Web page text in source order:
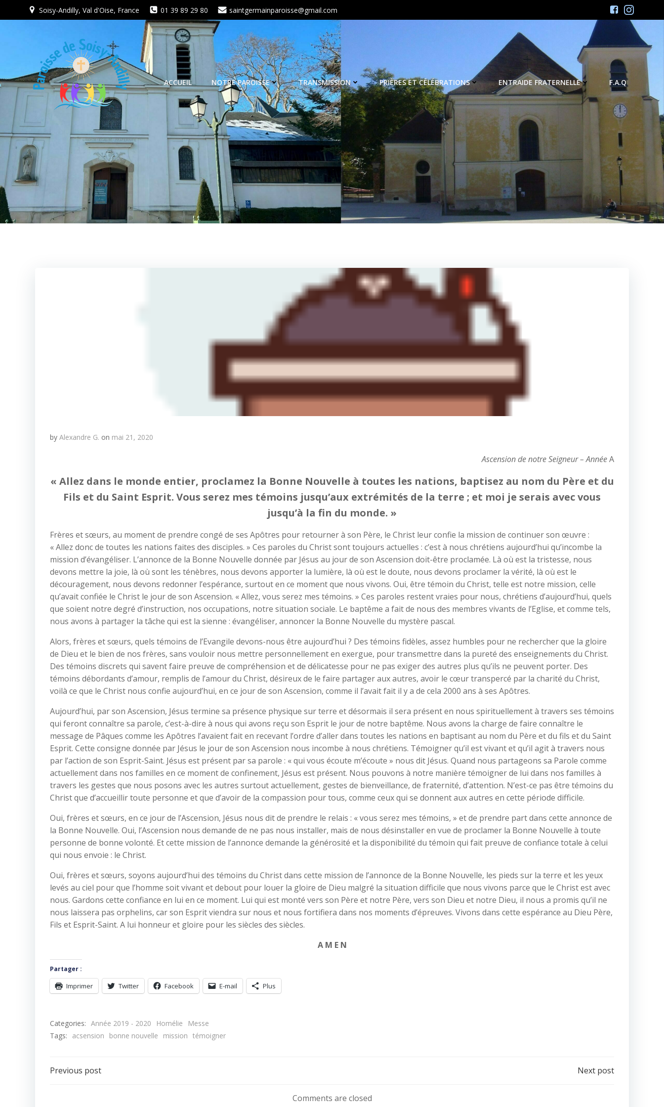
au
Soisy-Andilly, Val d'Oise, France 01 39 89 29 80 saintgermainparoisse@gmail.com
ACCUEIL NOTRE PAROISSE TRANSMISSION PRIÈRES ET CÉLÉBRATIONS ENTRAIDE FRATERNELLE F.A.Q
by Alexandre G. on mai 21, 2020
Ascension de notre Seigneur– AnnéeA
« Allez dans le monde entier, proclamez la Bonne Nouvelle à toutes les nations, baptisez au nom du Père et du
Fils et du Saint Esprit. Vous serez mes témoins jusqu’aux extrémités de la terre ; et moi je serais avec vous
jusqu’à la fin du monde. »
Frères et sœurs, au moment de prendre congé de ses Apôtres pour retourner à son Père, le Christ leur confie la mission de continuer son œuvre :
« Allez donc de toutes les nations faites des disciples. » Ces paroles du Christ sont toujours actuelles : c’est à nous chrétiens aujourd’hui qu’incombe la
mission d’évangéliser. L’annonce de la Bonne Nouvelle donnée par Jésus au jour de son Ascension doit-être proclamée. Là où est la tristesse, nous
devons mettre la joie, là où sont les ténèbres, nous devons apporter la lumière, là où est le doute, nous devons proclamer la vérité, là où est le
découragement, nous devons redonner l’espérance, surtout en ce moment que nous vivons. Oui, être témoin du Christ, telle est notre mission, celle
qu’avait confiée le Christ le jour de son Ascension. « Allez, vous serez mes témoins. » Ces paroles restent vraies pour nous, chrétiens d’aujourd’hui, quels
que soient notre degré d’instruction, nos occupations, notre situation sociale. Le baptême a fait de nous des membres vivants de l’Eglise, et comme tels,
nous avons à partager la tâche qui est la sienne : évangéliser, annoncer la Bonne Nouvelle du mystère pascal.
Alors, frères et sœurs, quels témoins de l’Evangile devons-nous être aujourd’hui ? Des témoins fidèles, assez humbles pour ne rechercher que la gloire
de Dieu et le bien de nos frères, sans vouloir nous mettre personnellement en exergue, pour transmettre dans la pureté des enseignements du Christ.
Des témoins discrets qui savent faire preuve de compréhension et de délicatesse pour ne pas exiger des autres plus qu’ils ne peuvent porter. Des
témoins débordants d’amour, remplis de l’amour du Christ, désireux de le faire partager aux autres, avoir le cœur transpercé par la charité du Christ,
voilà ce que le Christ nous confie aujourd’hui, en ce jour de son Ascension, comme il l’avait fait il y a de cela 2000 ans à ses Apôtres.
Aujourd’hui, par son Ascension, Jésus termine sa présence physique sur terre et désormais il sera présent en nous spirituellement à travers ses témoins
qui feront connaître sa parole, c’est-à-dire à nous qui avons reçu son Esprit le jour de notre baptême. Nous avons la charge de faire connaître le
message de Pâques comme les Apôtres l’avaient fait en recevant l’ordre d’aller dans toutes les nations en baptisant au nom du Père et du fils et du Saint
Esprit. Cette consigne donnée par Jésus le jour de son Ascension nous incombe à nous chrétiens. Témoigner qu’il est vivant et qu’il agit à travers nous
par l’action de son Esprit-Saint. Jésus est présent par sa parole : « qui vous écoute m’écoute » nous dit Jésus. Quand nous partageons sa Parole comme
actuellement dans nos familles en ce moment de confinement, Jésus est présent. Nous pouvons à notre manière témoigner de lui dans nos familles à
travers les gestes que nous posons avec les autres surtout actuellement, gestes de bienveillance, de fraternité, d’attention. N’est-ce pas être témoins du
Christ que d’accueillir toute personne et que d’avoir de la compassion pour tous, comme ceux qui se donnent aux autres en cette période difficile.
Oui, frères et sœurs, en ce jour de l’Ascension, Jésus nous dit de prendre le relais : « vous serez mes témoins, » et de prendre part dans cette annonce de
la Bonne Nouvelle. Oui, l’Ascension nous demande de ne pas nous installer, mais de nous désinstaller en vue de proclamer la Bonne Nouvelle à toute
personne de bonne volonté. Et cette mission de l’annonce demande la générosité et la disponibilité du témoin qui fait preuve de confiance totale à celui
qui nous envoie : le Christ.
Oui, frères et sœurs, soyons aujourd’hui des témoins du Christ dans cette mission de l’annonce de la Bonne Nouvelle, les pieds sur la terre et les yeux
levés au ciel pour que l’homme soit vivant et debout pour louer la gloire de Dieu malgré la situation difficile que nous vivons parce que le Christ est avec
nous. Gardons cette confiance en lui en ce moment. Lui qui est monté vers son Père et notre Père, vers son Dieu et notre Dieu, il nous a promis qu’il ne
nous laissera pas orphelins, car son Esprit viendra sur nous et nous fortifiera dans nos moments d’épreuves. Vivons dans cette espérance au Dieu Père,
Fils et Esprit-Saint. A lui honneur et gloire pour les siècles des siècles.
A M E N
Partager :
Imprimer Twitter Facebook E-mail Plus
Categories: Année 2019 - 2020 Homélie
Messe
Tags:
acsension bonne nouvelle mission témoigner
Navigation
Previous post
de
Next post
Comments are closed